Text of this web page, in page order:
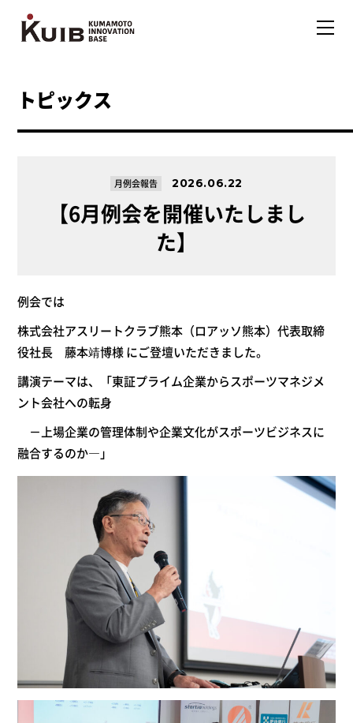
トピックス
月例会報告 2026.06.22
【6月例会を開催いたしまし
た】
例会では
株式会社アスリートクラブ熊本（ロアッソ熊本）代表取締
役社長 藤本靖博様にご登壇いただきました。
講演テーマは、
「東証プライム企業からスポーツマネジメ
ント会社への転身
－上場企業の管理体制や企業文化がスポーツビジネスに
融合するのか―」